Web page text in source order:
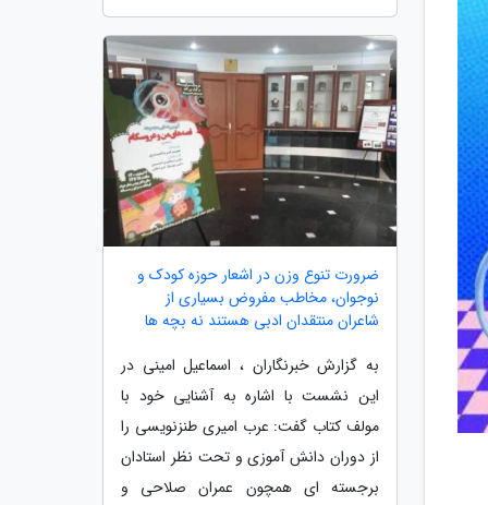
ضرورت تنوع وزن در اشعار حوزه کودک و
نوجوان، مخاطب مفروض بسیاری از
شاعران منتقدان ادبی هستند نه بچه ها
به گزارش خبرنگاران ، اسماعیل امینی در
این نشست با اشاره به آشنایی خود با
مولف کتاب گفت: عرب امیری طنزنویسی را
از دوران دانش آموزی و تحت نظر استادان
برجسته ای همچون عمران صلاحی و